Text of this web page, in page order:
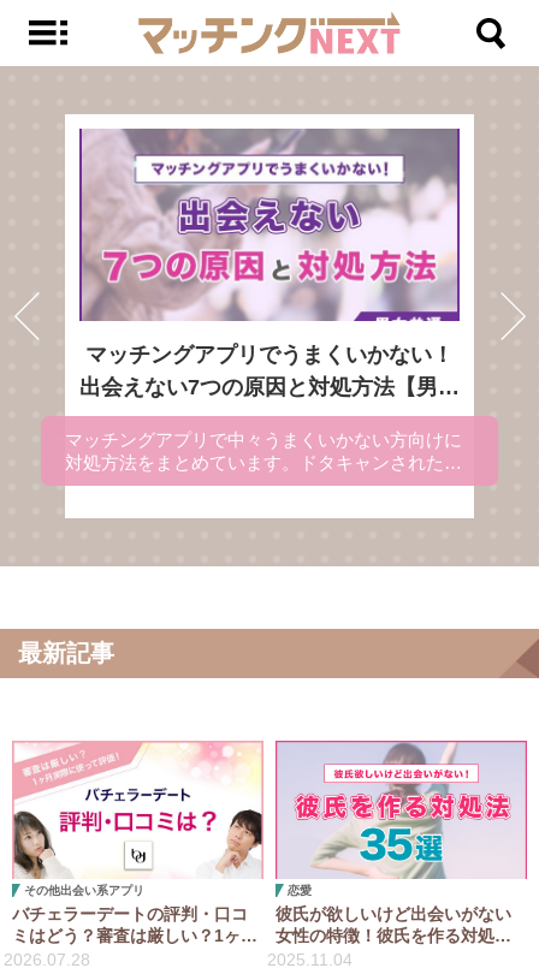
マッチングアプリでうまくいかない！
出会えない7つの原因と対処方法【男女
共通】
マッチングアプリで中々うまくいかない方向けに
対処方法をまとめています。ドタキャンされた時
やマッチングアプリに疲れた時の対処方法も記載
最新記事
その他出会い系アプリ
バチェラーデートの評判・口コ
ミはどう？審査は厳しい？1ヶ月
実際に使って評価！
2026.07.28
恋愛
彼氏が欲しいけど出会いがない
女性の特徴！彼氏を作る対処法
35選！
2025.11.04